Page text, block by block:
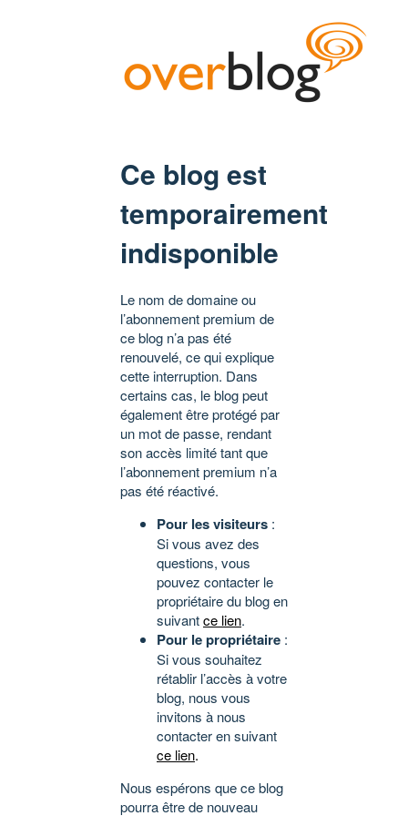
Ce blog est
temporairement
indisponible
Le nom de domaine ou
l’abonnement premium de
ce blog n’a pas été
renouvelé, ce qui explique
cette interruption. Dans
certains cas, le blog peut
également être protégé par
un mot de passe, rendant
son accès limité tant que
l’abonnement premium n’a
pas été réactivé.
Pour les visiteurs :
Si vous avez des
questions, vous
pouvez contacter le
propriétaire du blog en
suivantce lien.
Pour le propriétaire :
Si vous souhaitez
rétablir l’accès à votre
blog, nous vous
invitons à nous
contacter en suivant
ce lien.
Nous espérons que ce blog
pourra être de nouveau